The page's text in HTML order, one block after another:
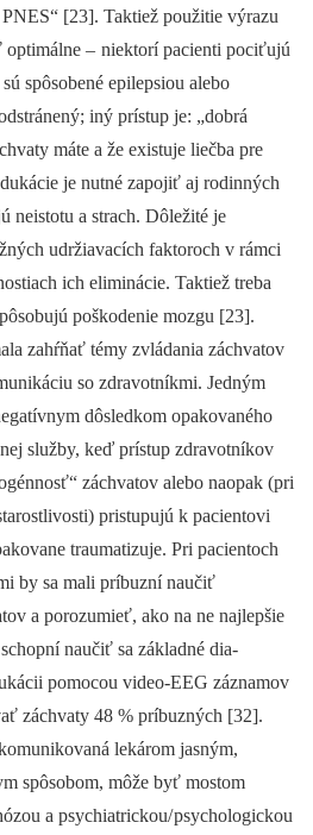
[23]. Taktiež použitie výrazu
optimálne – niektorí pa­cienti pociťujú
spôsobené epilepsiou alebo
iný prístup je: „dobrá
máte a že existuje liečba pre
je nutné zapojiť aj rodin­ných
neistotu a strach. Dôležité je
udržiavacích faktoroch v rámci
ich eliminácie. Taktiež treba
poškodenie mozgu [23].
zahŕňať témy zvládania záchvatov
so zdravotníkmi. Jedným
dôsledkom opakovaného
služby, keď prístup zdravotníkov
záchvatov alebo naopak (pri
pristupujú k pa­cientovi
traumatizuje. Pri pa­cientoch
by sa mali príbuzní naučiť
a porozumieť, ako na ne najlepšie
naučiť sa základné dia­
pomocou video-EEG záznamov
záchvaty 48 % príbuzných [32].
lekárom jasným,
spôsobom, môže byť mostom
a psychiatrickou/psychologickou